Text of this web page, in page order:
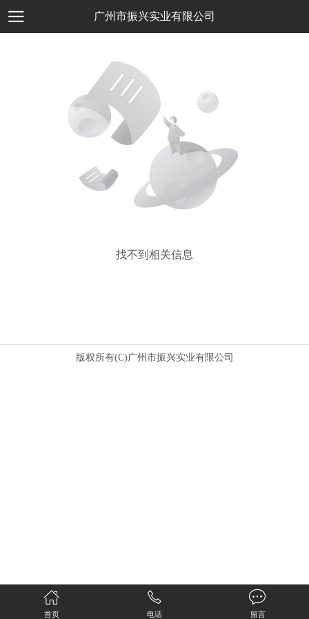
广州市振兴实业有限公司
找不到相关信息
版权所有(C)广州市振兴实业有限公司
首页 电话 留言